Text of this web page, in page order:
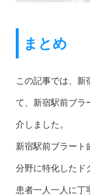
まとめ
この記事では、新
て、新宿駅前ブラ
介しました。
新宿駅前ブラート
分野に特化したド
患者一人一人に丁